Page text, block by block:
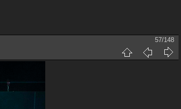
57/148